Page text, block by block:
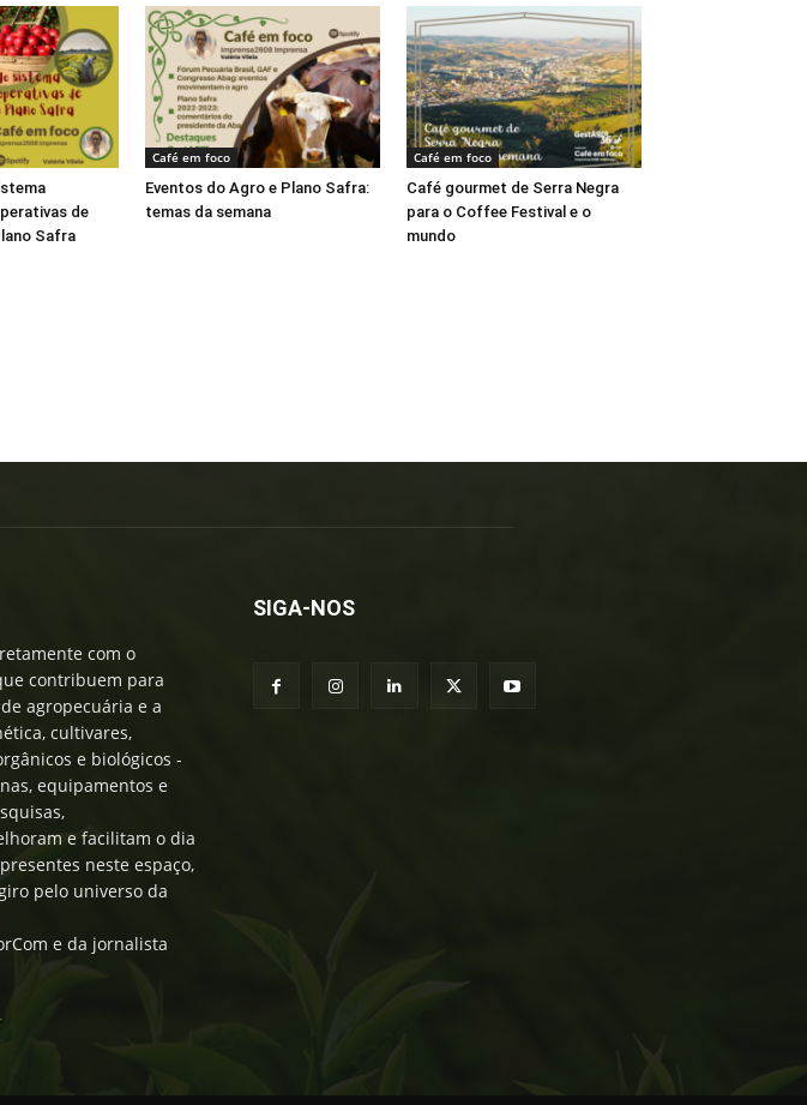
de
Safra
Café em foco
Eventos do Agro e Plano Safra:
temas da semana
Café em foco
Café gourmet de Serra Negra
para o Coffee Festival e o
mundo
com o
contribuem para
agropecuária e a
cultivares,
e biológicos -
equipamentos e
e facilitam o dia
neste espaço,
pelo universo da
e da jornalista
SIGA-NOS